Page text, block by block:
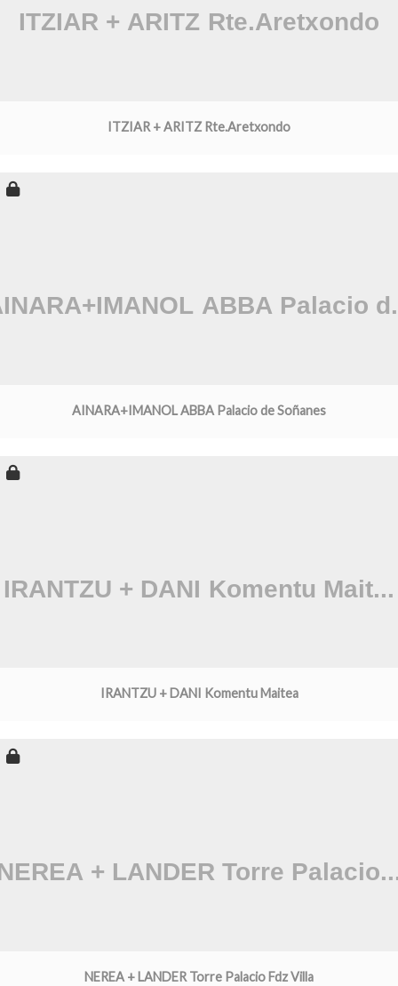
ITZIAR + ARITZ Rte.Aretxondo
AINARA+IMANOL ABBA Palacio de Soñanes
IRANTZU + DANI Komentu Maitea
NEREA + LANDER Torre Palacio Fdz Villa